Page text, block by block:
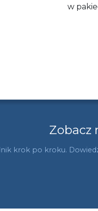
w
Zobacz
krok po kroku.